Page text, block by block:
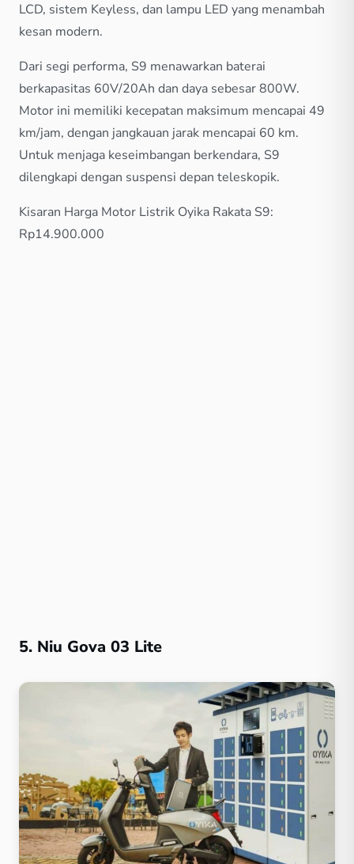
LCD, sistem Keyless, dan lampu LED yang menambah
kesan modern.
Dari segi performa, S9 menawarkan baterai
berkapasitas 60V/20Ah dan daya sebesar 800W.
Motor ini memiliki kecepatan maksimum mencapai 49
km/jam, dengan jangkauan jarak mencapai 60 km.
Untuk menjaga keseimbangan berkendara, S9
dilengkapi dengan suspensi depan teleskopik.
Kisaran Harga Motor Listrik Oyika Rakata S9:
Rp14.900.000
5. Niu Gova 03 Lite